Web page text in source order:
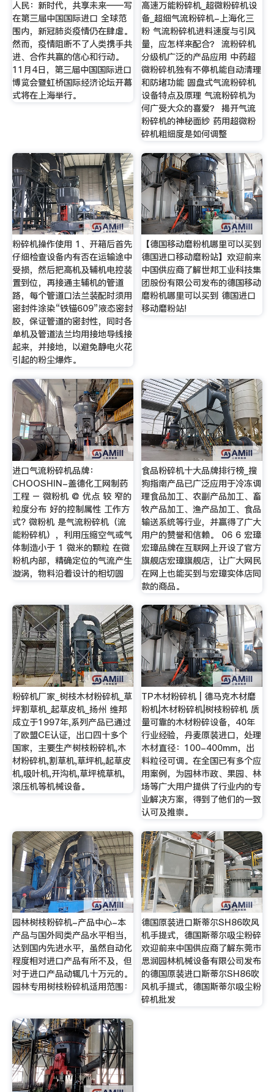
人民：新时代，共享未来——写
在第三届中国国际进口 全球范
围内，新冠肺炎疫情仍在肆虐。
然而，疫情阻断不了人类携手共
进、合作共赢的信心和行动。
11月4日，第三届中国国际进口
博览会暨虹桥国际经济论坛开幕
式将在上海举行。
高速万能粉碎机_超微粉碎机设
备_超细气流粉碎机-上海化三
粉 气流粉碎机进料速度与引风
量，应怎样来配合？ 流粉碎机
分级机广泛的产品应用 中药超
微粉碎机独有不停机能自动清理
和防堵功能 圆盘式气流粉碎机
设备特点及原理 气流粉碎机为
何广受大众的喜爱？ 揭开气流
粉碎机的神秘面纱 药用超微粉
碎机粗细度是如何调整
粉碎机操作使用 1、开箱后首先
仔细检查设备内有否在运输途中
受损，然后把高机及辅机电控装
置到位，再接通主辅机的管道
路，每个管道口法兰装配时须用
密封件涂染“铁锚609”液态密封
胶，保证管道的密封性，同时各
单机及管道法兰均用接地导线接
起来，并接地，以避免静电火花
引起的粉尘爆炸。
【德国移动磨粉机哪里可以买到
德国进口移动磨粉站】欢迎前来
中国供应商了解世邦工业科技集
团股份有限公司发布的德国移动
磨粉机哪里可以买到 德国进口
移动磨粉站!
进口气流粉碎机品牌：
CHOOSHIN-盖德化工网制药
工程 – 微粉机 @ 优点 较 窄的
粒度分布 好的控制属性 工作方
式? 微粉机 是气流粉碎机（流
能粉碎机），利用压缩空气或气
体制造小于 1 微米的颗粒 在微
粉机内部，精确定位的气流产生
漩涡，物料沿着设计的相切圆
食品粉碎机十大品牌排行榜_搜
狗指南产品已广泛应用于冷冻调
理食品加工、农副产品加工、畜
牧产品加工、渔产品加工、食品
输送系统等行业，并赢得了广大
用户的赞誉和信赖。 06 6 宏璋
宏璋品牌在互联网上开设了官方
旗舰店宏璋旗舰店，让广大网民
在网上也能买到与宏璋实体店同
款的商品。
粉碎机厂家_树枝木材粉碎机_草
坪割草机_起草皮机_扬州 维邦
成立于1997年,系列产品已通过
了欧盟CE认证，出口四十多个
国家，主要生产树枝粉碎机,木
材粉碎机,割草机,草坪机,起草皮
机,吸叶机,开沟机,草坪梳草机,
滚压机等机械设备。
TP木材粉碎机 | 德马克木材磨
粉机|木材粉碎机|树枝粉碎机 质
量可靠的木材粉碎设备，40年
行业经验，丹麦原装进口，处理
木材直径：100-400mm，出
料粒径可调。在全国已有多个应
用案例，为园林市政、果园、林
场等广大用户提供了行业内的专
业解决方案，得到了他们的一致
认可及推崇。
园林树枝粉碎机-产品中心-本
产品与国外同类产品水平相当，
达到国内先进水平，虽然自动化
程度相对进口产品有所不及，但
对于进口产品动辄几十万元的。
园林专用树枝粉碎机适用范围：
德国原装进口斯蒂尔SH86吹风
机手提式，德国斯蒂尔吸尘粉碎
欢迎前来中国供应商了解东莞市
思润园林机械设备有限公司发布
的德国原装进口斯蒂尔SH86吹
风机手提式，德国斯蒂尔吸尘粉
碎机批发